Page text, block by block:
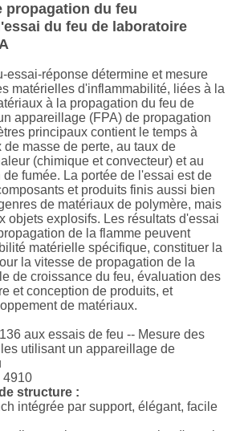
propagation du feu
du feu de laboratoire
essai-réponse détermine et mesure
matérielles d'inflammabilité, liées à la
à la propagation du feu de
appareillage (FPA) de propagation
principaux contient le temps à
de masse de perte, au taux de
(chimique et convecteur) et au
fumée. La portée de l'essai est de
et produits finis aussi bien
de matériaux de polymère, mais
objets explosifs. Les résultats d'essai
de la flamme peuvent
matérielle spécifique, constituer la
la vitesse de propagation de la
de croissance du feu, évaluation des
et conception de produits, et
de matériaux.
aux essais de feu -- Mesure des
utilisant un appareillage de
4910
structure :
intégrée par support, élégant, facile